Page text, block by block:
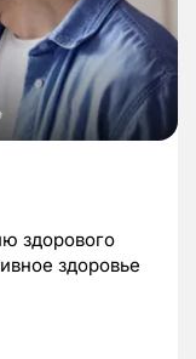
здорового
здоровье